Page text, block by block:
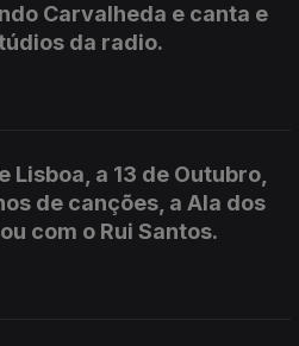
Carvalheda e canta e
da radio.
a 13 de Outubro,
de canções, a Ala dos
com o Rui Santos.